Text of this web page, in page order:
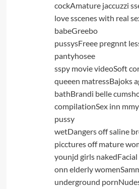
cockAmature jaccuzzi
love sscenes with real
babeGreebo
pussysFreee pregnnt
pantyhosee
sspy movie videoSoft
queeen matressBajoks
bathBrandi belle
compilationSex inn
pussy
wetDangers off saline
picctures off mature
younjd girls
onn elderly
underground